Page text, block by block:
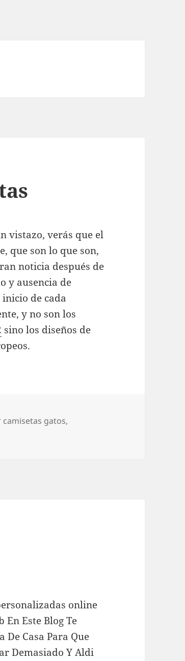
vistazo, verás que el
que son lo que son,
noticia después de
y ausencia de
de cada
y no son los
sino los diseños de
gatos,
online
Este Blog Te
De Casa Para Que
Demasiado Y Aldi